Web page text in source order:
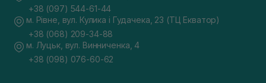
+38 (097) 544-61-44
м. Рівне, вул. Кулика і Гудачека, 23 (ТЦ Екватор)
+38 (068) 209-34-88
м. Луцьк, вул. Винниченка, 4
+38 (098) 076-60-62